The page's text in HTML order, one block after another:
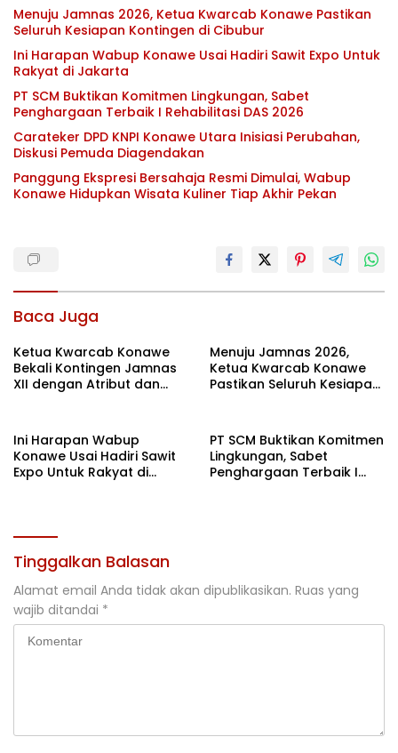
Menuju Jamnas 2026, Ketua Kwarcab Konawe Pastikan
Seluruh Kesiapan Kontingen di Cibubur
Ini Harapan Wabup Konawe Usai Hadiri Sawit Expo Untuk
Rakyat di Jakarta
PT SCM Buktikan Komitmen Lingkungan, Sabet
Penghargaan Terbaik I Rehabilitasi DAS 2026
Carateker DPD KNPI Konawe Utara Inisiasi Perubahan,
Diskusi Pemuda Diagendakan
Panggung Ekspresi Bersahaja Resmi Dimulai, Wabup
Konawe Hidupkan Wisata Kuliner Tiap Akhir Pekan
Baca Juga
Ketua Kwarcab Konawe
Bekali Kontingen Jamnas
XII dengan Atribut dan
Menuju Jamnas 2026,
Ketua Kwarcab Konawe
Pastikan Seluruh Kesiapan
Ini Harapan Wabup
Konawe Usai Hadiri Sawit
Expo Untuk Rakyat di
PT SCM Buktikan Komitmen
Lingkungan, Sabet
Penghargaan Terbaik I
Tinggalkan Balasan
Alamat email Anda tidak akan dipublikasikan. Ruas yang
wajib ditandai *